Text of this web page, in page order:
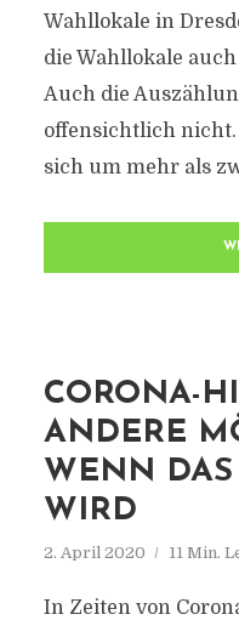
Wahllokale in
die Wahllokale
Auch die
offensichtlich nicht.
sich um mehr als
CORONA-
ANDERE
WENN
WIRD
2. April 2020 11 Min.
In Zeiten von